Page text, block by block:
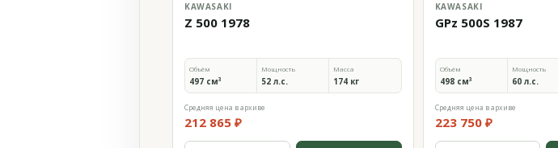
KAWASAKI
Z 500 1978
Объём
497 см³
Мощность
52 л.с.
Масса
174 кг
Средняя цена в архиве
212 865 ₽
KAWASAKI
GPz 500S 1987
Объём
498 см³
Мощность
60 л.с.
Средняя цена в архиве
223 750 ₽